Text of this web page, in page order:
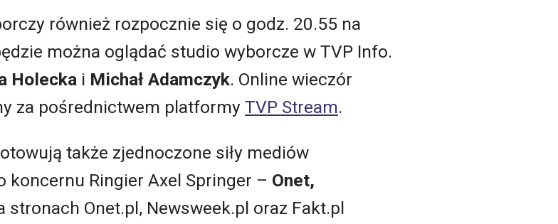
również rozpocznie się o godz. 20.55 na
można oglądać studio wyborcze w TVP Info.
Holecka i Michał Adamczyk. Online wieczór
za pośrednictwem platformy TVP Stream.
także zjednoczone siły mediów
koncernu Ringier Axel Springer – Onet,
stronach Onet.pl, Newsweek.pl oraz Fakt.pl